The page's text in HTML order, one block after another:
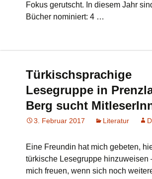
Fokus gerutscht. In diesem Jahr
Bücher nominiert: 4 …
Türkischsprachige
Lesegruppe in
Berg sucht
3. Februar 2017 Literatur
Eine Freundin hat mich gebeten,
türkische Lesegruppe hinzuweisen
mich freuen, wenn sich noch